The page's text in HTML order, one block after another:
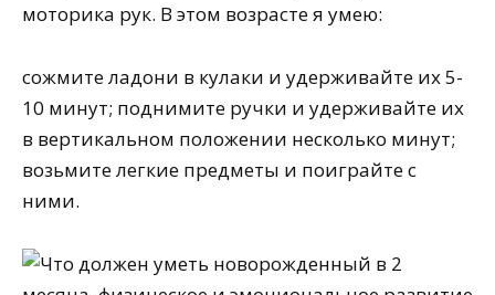
моторика рук. В этом возрасте я умею:
сожмите ладони в кулаки и удерживайте их 5-
10 минут; поднимите ручки и удерживайте их
в вертикальном положении несколько минут;
возьмите легкие предметы и поиграйте с
ними.